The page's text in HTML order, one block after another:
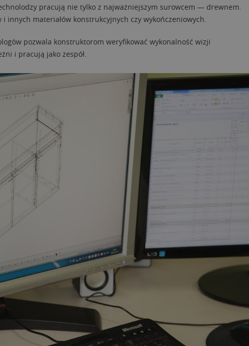
pracują nie tylko z najważniejszym surowcem — drewnem.
innych materiałów konstrukcyjnych czy wykończeniowych.
pozwala konstruktorom weryfikować wykonalność wizji
i pracują jako zespół.